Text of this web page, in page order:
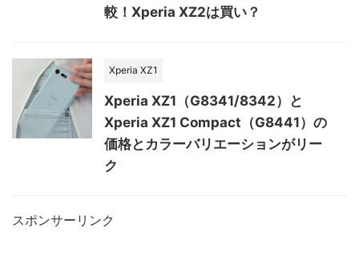
較！Xperia XZ2は買い？
Xperia XZ1
Xperia XZ1（G8341/8342）と
Xperia XZ1 Compact（G8441）の
価格とカラーバリエーションがリー
ク
スポンサーリンク